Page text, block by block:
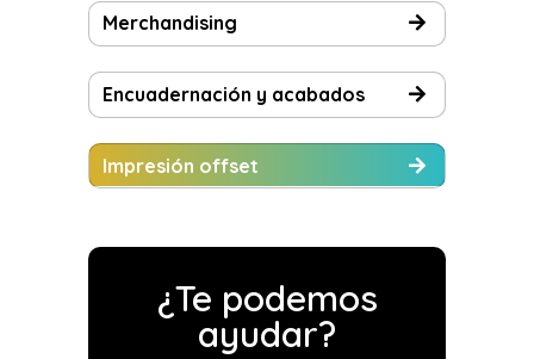
Merchandising
Encuadernación y acabados
Impresión offset
¿Te podemos
ayudar?